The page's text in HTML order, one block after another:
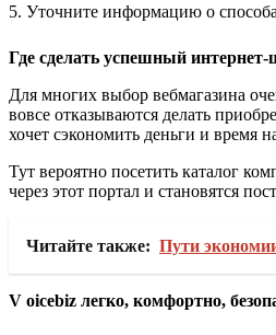
5. Уточните информацию о
Где сделать успешный интернет-
Для многих выбор вебмагазина
вовсе отказываются делать
хочет сэкономить деньги и время
Тут вероятно посетить каталог
через этот портал и становятся
Читайте также: Пути
V oicebiz легко, комфортно,